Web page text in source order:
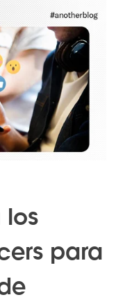
los
para